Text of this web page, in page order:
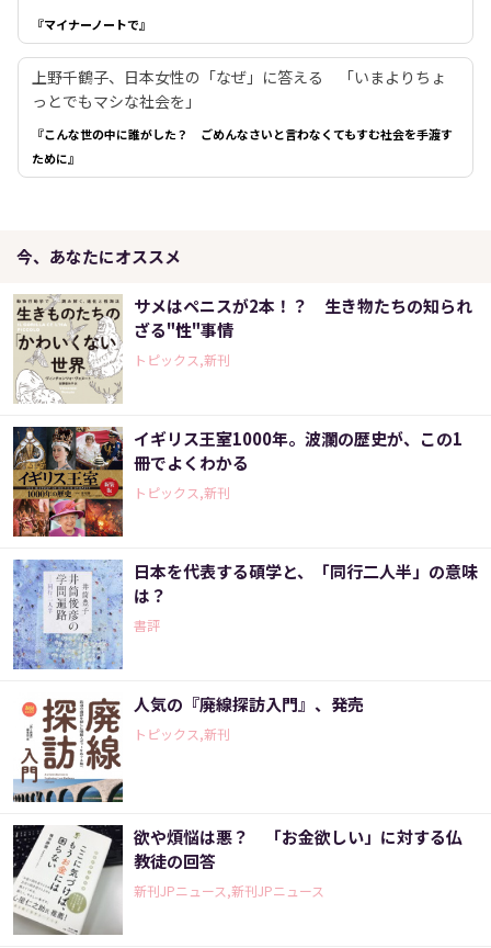
『マイナーノートで』
上野千鶴子、日本女性の「なぜ」に答える 「いまよりちょ
っとでもマシな社会を」
『こんな世の中に誰がした？ ごめんなさいと言わなくてもすむ社会を手渡す
ために』
今、あなたにオススメ
サメはペニスが2本！？ 生き物たちの知られ
ざる"性"事情
トピックス,新刊
イギリス王室1000年。波瀾の歴史が、この1
冊でよくわかる
トピックス,新刊
日本を代表する碩学と、「同行二人半」の意味
は？
書評
人気の『廃線探訪入門』、発売
トピックス,新刊
欲や煩悩は悪？ 「お金欲しい」に対する仏
教徒の回答
新刊JPニュース,新刊JPニュース